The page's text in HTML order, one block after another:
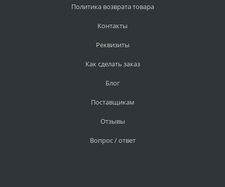
Политика возврата товара
Контакты
Реквизиты
Как сделать заказ
Блог
Поставщикам
Отзывы
Вопрос / ответ